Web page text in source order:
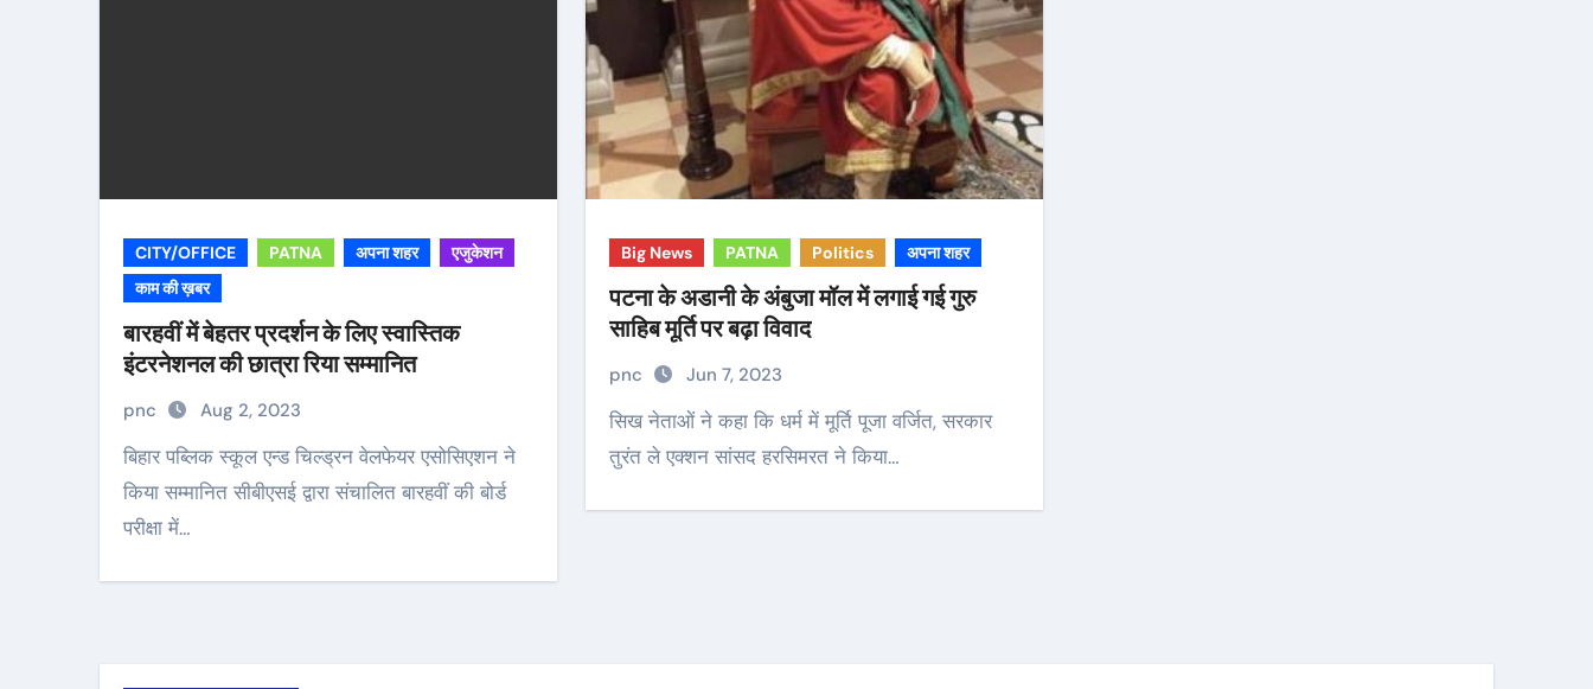
CITY/OFFICE PATNA अपना शहर
एजुकेशन
काम की ख़बर
बारहवीं में बेहतर प्रदर्शन के लिए स्वास्तिक
इंटरनेशनल की छात्रा रिया सम्मानित
pnc Aug 2, 2023
बिहार पब्लिक स्कूल एन्ड चिल्ड्रन वेलफेयर एसोसिएशन ने
किया सम्मानित सीबीएसई द्वारा संचालित बारहवीं की बोर्ड
परीक्षा में…
Big News PATNA Politics अपना शहर
पटना के अडानी के अंबुजा मॉल में लगाई गई गुरु
साहिब मूर्ति पर बढ़ा विवाद
pnc Jun 7, 2023
सिख नेताओं ने कहा कि धर्म में मूर्ति पूजा वर्जित, सरकार
तुरंत ले एक्शन सांसद हरसिमरत ने किया…